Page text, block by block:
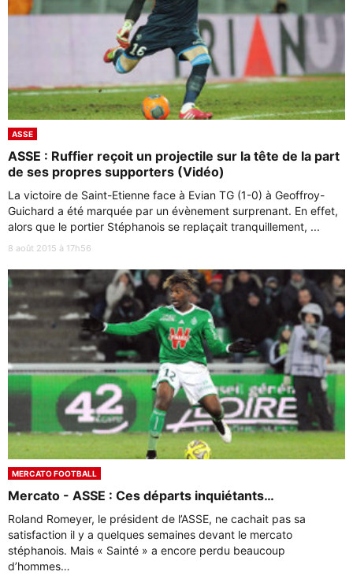
ASSE
ASSE : Ruffier reçoit un projectile sur la tête de la part
de ses propres supporters (Vidéo)
La victoire de Saint-Etienne face à Evian TG (1-0) à Geoffroy-
Guichard a été marquée par un évènement surprenant. En effet,
alors que le portier Stéphanois se replaçait tranquillement, ...
8 août 2015 à 17h56
MERCATO FOOTBALL
Mercato - ASSE : Ces départs inquiétants…
Roland Romeyer, le président de l’ASSE, ne cachait pas sa
satisfaction il y a quelques semaines devant le mercato
stéphanois. Mais « Sainté » a encore perdu beaucoup
d’hommes…